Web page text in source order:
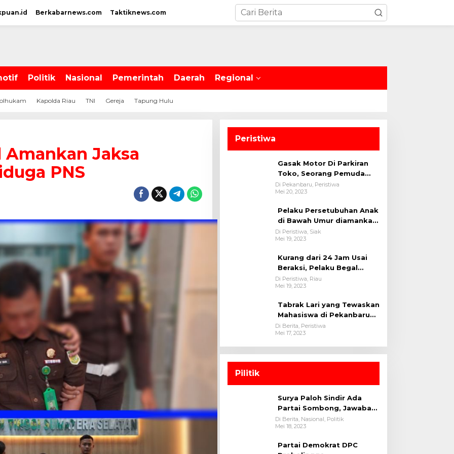
Berkabarnews.com Taktiknews.com
Politik Nasional Pemerintah Daerah Regional
Kapolda Riau TNI Gereja Tapung Hulu
Jaksa
PNS
Peristiwa
Gasak Motor Di Parkiran
Toko, Seorang Pemuda
Diamankan Polsek Bukit
Raya
Di Pekanbaru, Peristiwa
Mei 20, 2023
Pelaku Persetubuhan Anak
di Bawah Umur diamankan
oleh tim Opsnal Polsek
Tualang-Polres Siak-Polda
Di Peristiwa, Siak
Mei 19, 2023
Kurang dari 24 Jam Usai
Beraksi, Pelaku Begal
Berhasil Di Bekuk
Satreskrim Polres
Di Peristiwa, Riau
Mei 19, 2023
Tabrak Lari yang Tewaskan
Mahasiswa di Pekanbaru
Ditangkap Polisi
Di Berita, Peristiwa
Mei 17, 2023
Pilitik
Surya Paloh Sindir Ada
Partai Sombong, Jawaban
Megawati
Di Berita, Nasional, Politik
Mei 18, 2023
Partai Demokrat DPC